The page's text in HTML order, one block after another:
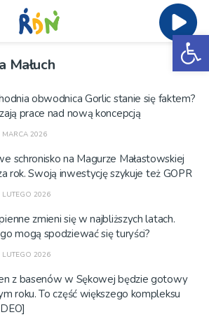
Małuch
obwodnica Gorlic stanie się faktem?
prace nad nową koncepcją
2026
schronisko na Magurze Małastowskiej
rok. Swoją inwestycję szykuje też GOPR
2026
zmieni się w najbliższych latach.
mogą spodziewać się turyści?
2026
z basenów w Sękowej będzie gotowy
roku. To część większego kompleksu